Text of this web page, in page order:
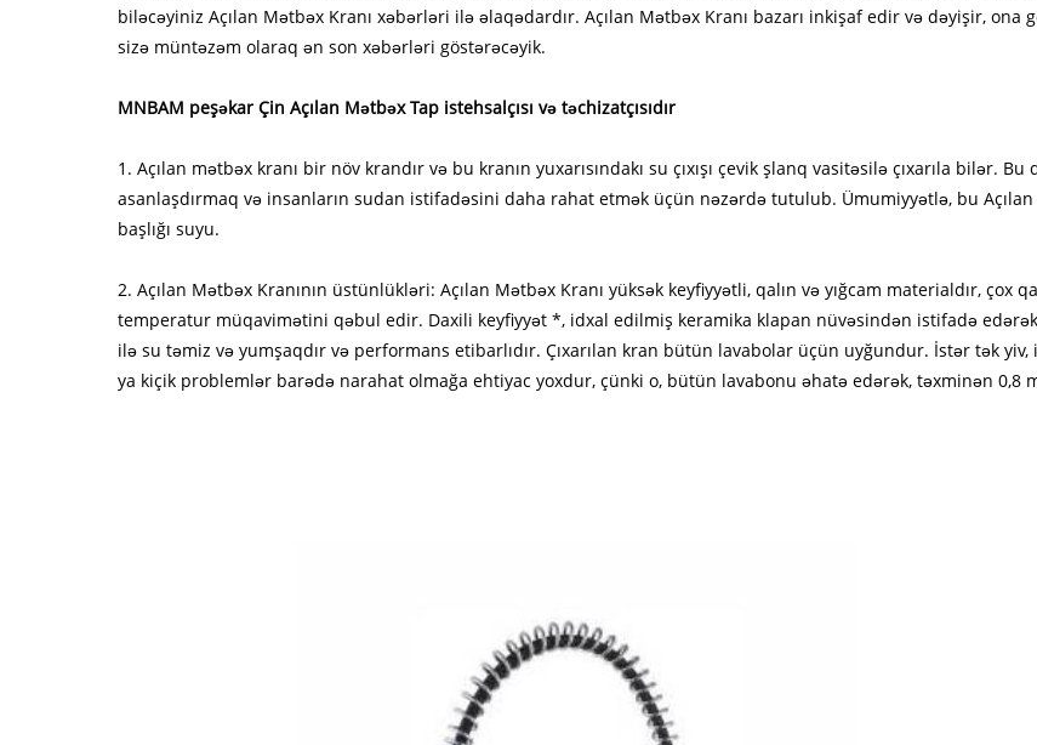
biləcəyiniz Açılan Mətbəx Kranı xəbərləri ilə əlaqədardır. Açılan Mətbəx Kranı bazarı inkişaf edir və dəyişir, ona
sizə müntəzəm olaraq ən son xəbərləri göstərəcəyik.
MNBAM peşəkar Çin Açılan Mətbəx Tap istehsalçısı və təchizatçısıdır
1. Açılan mətbəx kranı bir növ krandır və bu kranın yuxarısındakı su çıxışı çevik şlanq vasitəsilə çıxarıla
asanlaşdırmaq və insanların sudan istifadəsini daha rahat etmək üçün nəzərdə tutulub. Ümumiyyətlə, bu Açılan
başlığı suyu.
2. Açılan Mətbəx Kranının üstünlükləri: Açılan Mətbəx Kranı yüksək keyfiyyətli, qalın və yığcam materialdır, çox
temperatur müqavimətini qəbul edir. Daxili keyfiyyət *, idxal edilmiş keramika klapan nüvəsindən istifadə
ilə su təmiz və yumşaqdır və performans etibarlıdır. Çıxarılan kran bütün lavabolar üçün uyğundur. İstər tək
ya kiçik problemlər barədə narahat olmağa ehtiyac yoxdur, çünki o, bütün lavabonu əhatə edərək, təxminən 0,8